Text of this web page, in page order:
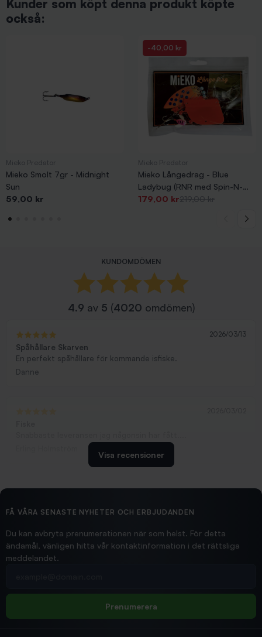
Kunder som köpt denna produkt köpte
också:
Mieko Smolt 7gr - Midnight
Sun
Pris
59,00 kr
-40,00 kr
Mieko Långedrag - Blue
Ladybug (RNR med Spin-N-
Glow)
Pris
179,00 kr
-40,00 kr
Pris
KUNDOMDÖMEN
4.9 av 5 (4020 omdömen)
2026/03/13
Spåhållare Skarven
En perfekt spåhållare för kommande isfiske.
Danne
2026/02/19
Hittade exakt vad jag behövde. Snabb och bra...
Visa recensioner
FÅ VÅRA SENASTE NYHETER OCH ERBJUDANDEN
Du kan avbryta prenumerationen när som helst. För detta
ändamål, vänligen hitta vår kontaktinformation i det rättsliga
meddelandet.
Prenumerera